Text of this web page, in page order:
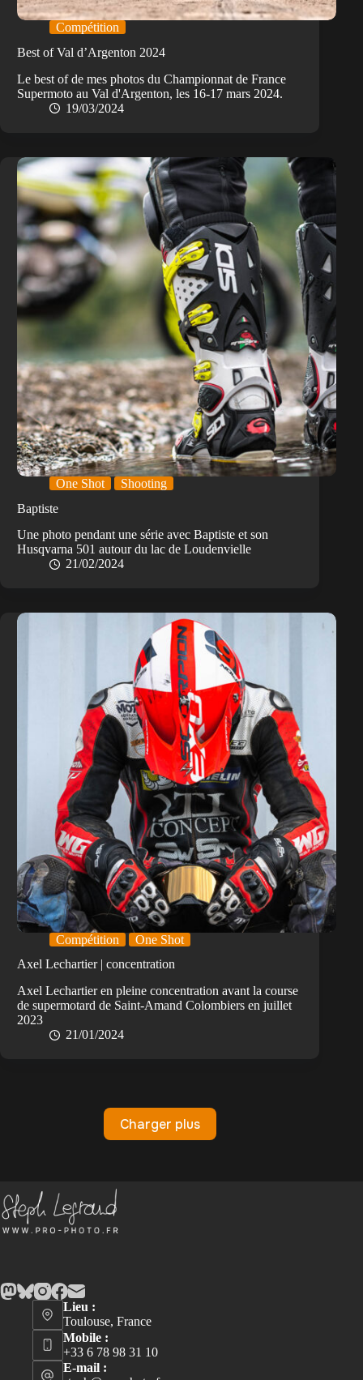
Compétition
Best of Val d’Argenton 2024
Le best of de mes photos du Championnat de France
Supermoto au Val d'Argenton, les 16-17 mars 2024.
19/03/2024
One Shot
Shooting
Baptiste
Une photo pendant une série avec Baptiste et son
Husqvarna 501 autour du lac de Loudenvielle
21/02/2024
Compétition
One Shot
Axel Lechartier | concentration
Axel Lechartier en pleine concentration avant la course
de supermotard de Saint-Amand Colombiers en juillet
2023
21/01/2024
Charger plus
Lieu :
Toulouse, France
Mobile :
+33 6 78 98 31 10
E-mail :